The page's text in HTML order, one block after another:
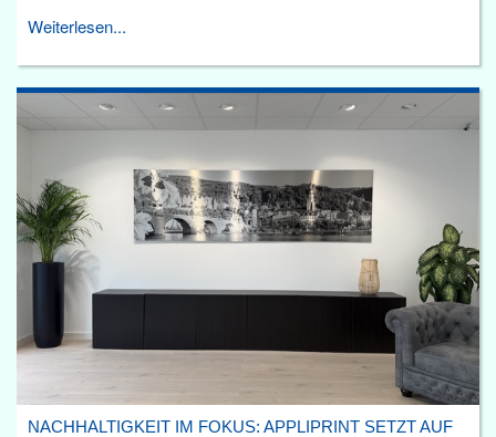
Weiterlesen...
NACHHALTIGKEIT IM FOKUS: APPLIPRINT SETZT AUF